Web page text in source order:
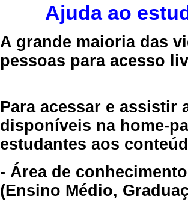
Ajuda ao
A grande maioria das
pessoas para acesso
Para acessar e assistir
disponíveis na home-
estudantes aos
- Área de
(Ensino Médio,